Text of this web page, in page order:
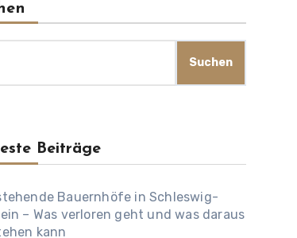
Suchen
Beiträge
Bauernhöfe in Schleswig-
– Was verloren geht und was daraus
kann